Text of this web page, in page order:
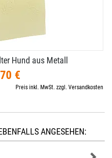
Hund aus Metall
€
Preis inkl. MwSt. zzgl. Versandkosten
ANGESEHEN: